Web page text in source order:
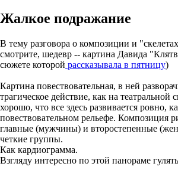
Жалкое подражание
В тему разговора о композиции и
смотрите, шедевр -- картина Давида
сюжете которой рассказывала в пятницу)
Картина повествовательная, в ней
трагическое действие, как на театральной
хорошо, что все здесь развивается ровно,
повествовательном рельефе. Композиция
главные (мужчины) и второстепенные
четкие группы.
Как кардиограмма.
Взгляду интересно по этой панораме